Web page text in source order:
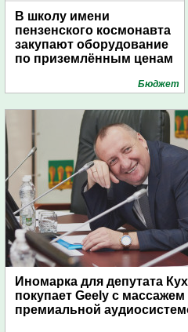
В школу имени
пензенского космонавта
закупают оборудование
по приземлённым ценам
Бюджет
Иномарка для депутата
покупает Geely с массажем
премиальной